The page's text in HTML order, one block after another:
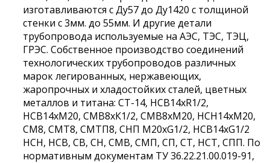
изготавливаются с Ду57 до Ду1420 с толщиной
стенки с 3мм. до 55мм. И другие детали
трубопровода используемые на АЭС, ТЭС, ТЭЦ,
ГРЭС. Собственное производство соединений
технологических трубопроводов различных
марок легированных, нержавеющих,
жаропрочных и хладостойких сталей, цветных
металлов и титана: СТ-14, НСВ14хR1/2,
НСВ14хМ20, СМВ8хК1/2, СМВ8хМ20, НСН14хМ20,
СМ8, СМТ8, СМТП8, СНП М20хG1/2, НСВ14хG1/2
НСН, НСВ, СВ, СН, СМВ, СМП, СП, СТ, НСТ, СПП. По
нормативным документам ТУ 36.22.21.00.019-91,